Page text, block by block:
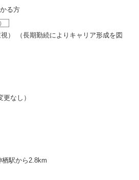
る方
） （長期勤続によりキャリア形成を図
なし）
駅から2.8km